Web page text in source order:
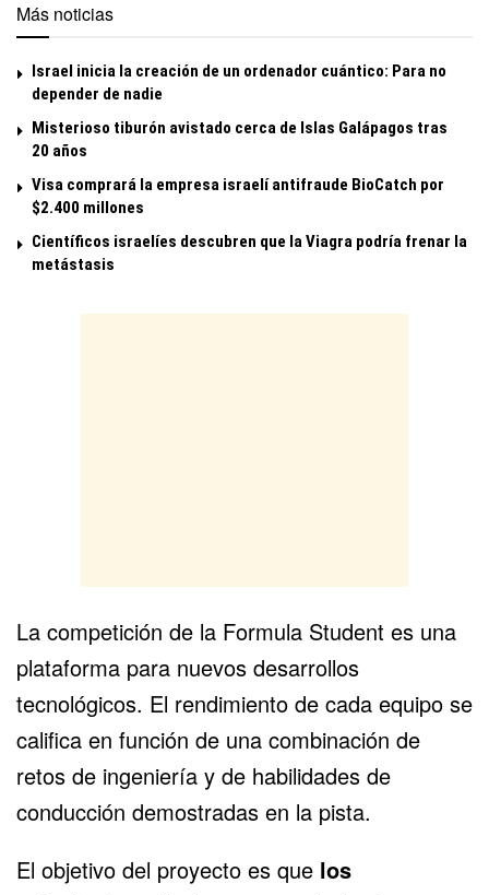
Más noticias
Israel inicia la creación de un ordenador cuántico: Para no
depender de nadie
Misterioso tiburón avistado cerca de Islas Galápagos tras
20 años
Visa comprará la empresa israelí antifraude BioCatch por
$2.400 millones
Científicos israelíes descubren que la Viagra podría frenar la
metástasis
La competición de la Formula Student es una
plataforma para nuevos desarrollos
tecnológicos. El rendimiento de cada equipo se
califica en función de una combinación de
retos de ingeniería y de habilidades de
conducción demostradas en la pista.
El objetivo del proyecto es que los